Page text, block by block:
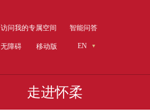
访问我的专属空间 智能问答
无障碍 移动版 EN
走进怀柔